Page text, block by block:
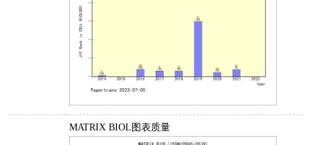
MATRIX BIOL图表质量